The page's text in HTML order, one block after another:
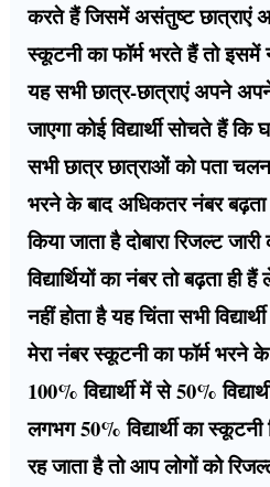
करते हैं जिसमें असंतुष्ट छात्राएं
स्कूटनी का फॉर्म भरते हैं तो इसमें
यह सभी छात्र-छात्राएं अपने
जाएगा कोई विद्यार्थी सोचते हैं
सभी छात्र छात्राओं को पता
भरने के बाद अधिकतर नंबर बढ़ता
किया जाता है दोबारा रिजल्ट
विद्यार्थियों का नंबर तो बढ़ता
नहीं होता है यह चिंता सभी
मेरा नंबर स्कूटनी का फॉर्म भरने
100% विद्यार्थी में से 50%
लगभग 50% विद्यार्थी का
रह जाता है तो आप लोगों को